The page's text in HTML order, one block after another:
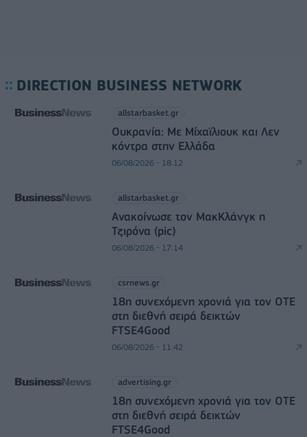
DIRECTION BUSINESS NETWORK
allstarbasket.gr
Ουκρανία: Με Μίχαϊλιουκ και Λεν
κόντρα στην Ελλάδα
06/08/2026 - 18:12
allstarbasket.gr
Ανακοίνωσε τον ΜακΚλάνγκ η
Τζιρόνα (pic)
06/08/2026 - 17:14
csrnews.gr
18η συνεχόμενη χρονιά για τον ΟΤΕ
στη διεθνή σειρά δεικτών
FTSE4Good
06/08/2026 - 11:42
advertising.gr
18η συνεχόμενη χρονιά για τον ΟΤΕ
στη διεθνή σειρά δεικτών
FTSE4Good